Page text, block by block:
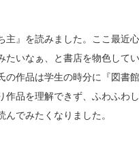
主』を読みました。ここ最近
たいなぁ、と書店を物色して
の作品は学生の時分に『図書
作品を理解できず、ふわふわ
んでみたくなりました。